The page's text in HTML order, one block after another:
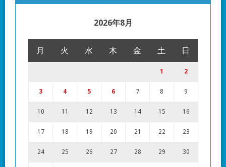
2026年8月
月 火 水 木 金 土 日
1 2
3 4 5 6 7 8 9
10 11 12 13 14 15 16
17 18 19 20 21 22 23
24 25 26 27 28 29 30